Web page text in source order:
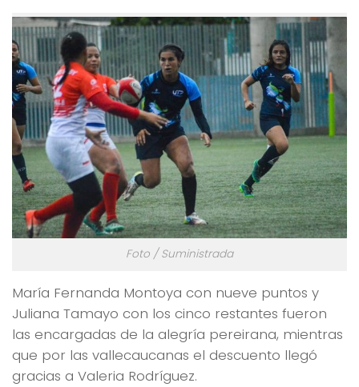
Foto / Suministrada
María Fernanda Montoya con nueve puntos y
Juliana Tamayo con los cinco restantes fueron
las encargadas de la alegría pereirana, mientras
que por las vallecaucanas el descuento llegó
gracias a Valeria Rodríguez.